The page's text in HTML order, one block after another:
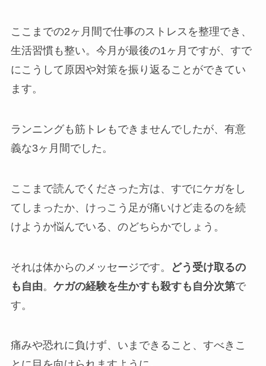
ここまでの2ヶ月間で仕事のストレスを整理でき、
生活習慣も整い。今月が最後の1ヶ月ですが、すで
にこうして原因や対策を振り返ることができてい
ます。
ランニングも筋トレもできませんでしたが、有意
義な3ヶ月間でした。
ここまで読んでくださった方は、すでにケガをし
てしまったか、けっこう足が痛いけど走るのを続
けようか悩んでいる、のどちらかでしょう。
それは体からのメッセージです。
どう受け取るの
も自由。 ケガの経験を生かすも殺すも自分次第で
す。
痛みや恐れに負けず、いまできること、すべきこ